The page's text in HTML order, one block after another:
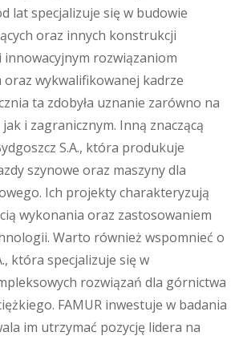
lat specjalizuje się w budowie
oraz innych konstrukcji
innowacyjnym rozwiązaniom
wykwalifikowanej kadrze
ta zdobyła uznanie zarówno na
i zagranicznym. Inną znaczącą
S.A., która produkuje
szynowe oraz maszyny dla
Ich projekty charakteryzują
wykonania oraz zastosowaniem
Warto również wspomnieć o
która specjalizuje się w
rozwiązań dla górnictwa
FAMUR inwestuje w badania
im utrzymać pozycję lidera na